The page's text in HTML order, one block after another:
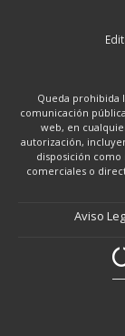
Queda prohibida
comunicación
web, en
autorización,
disposición como
comerciales o
Aviso